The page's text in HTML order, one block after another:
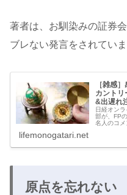
著者は、お馴染みの証券
ブレない発言をされていま
［雑感
カントリ
&出遅れ
日経オン
部が、FP
名人のコメ
lifemonogatari.net
原点を忘れない